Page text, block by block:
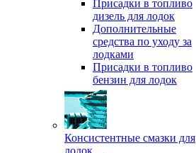
Присадки в топливо
дизель для лодок
Дополнительные
средства по уходу за
лодками
Присадки в топливо
бензин для лодок
Консистентные смазки для
лодок